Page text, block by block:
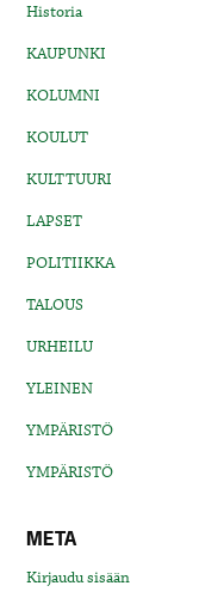
Historia
KAUPUNKI
KOLUMNI
KOULUT
KULTTUURI
LAPSET
POLITIIKKA
TALOUS
URHEILU
YLEINEN
YMPÄRISTÖ
YMPÄRISTÖ
META
Kirjaudu sisään